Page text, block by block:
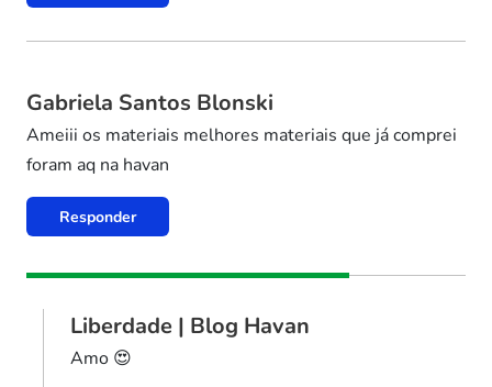
Gabriela Santos Blonski
Ameiii os materiais melhores materiais que já comprei
foram aq na havan
Responder
Liberdade | Blog Havan
Amo 😍